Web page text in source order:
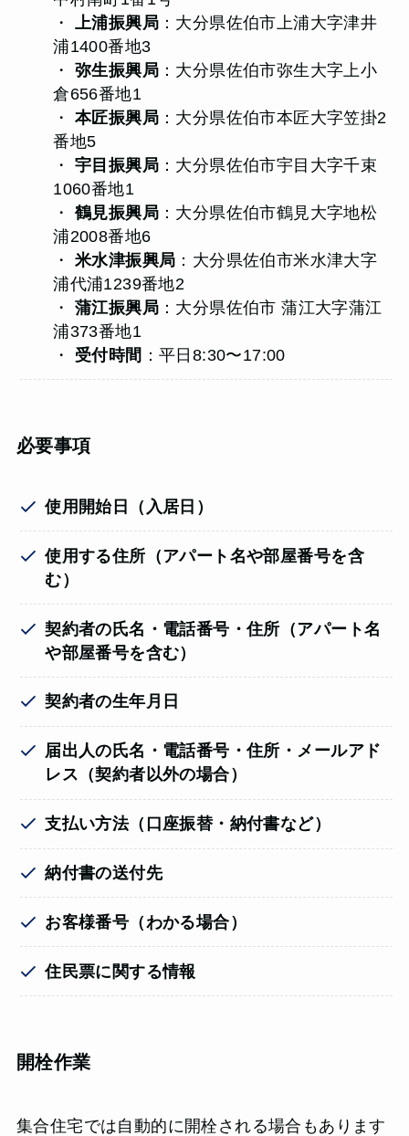
・
上浦振興局 ：大分県佐伯市上浦大字津井
浦1400番地3
・弥生振興局 ：大分県佐伯市弥生大字上小
倉656番地1
・本匠振興局 ：大分県佐伯市本匠大字笠掛2
番地5
・宇目振興局 ：大分県佐伯市宇目大字千束
1060番地1
・
鶴見振興局 ：大分県佐伯市鶴見大字地松
浦2008番地6
・米水津振興局 ：大分県佐伯市米水津大字
浦代浦1239番地2
・蒲江振興局 ：大分県佐伯市 蒲江大字蒲江
浦373番地1
・ 受付時間 ：平日8:30〜17:00
必要事項
使用開始日（入居日）
使用する住所（アパート名や部屋番号を含
む）
契約者の氏名・電話番号・住所（アパート名
や部屋番号を含む）
契約者の生年月日
届出人の氏名・電話番号・住所・メールアド
レス（契約者以外の場合）
支払い方法（口座振替・納付書など）
納付書の送付先
お客様番号（わかる場合）
住民票に関する情報
開栓作業
集合住宅では自動的に開栓される場合もあります